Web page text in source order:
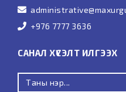
+976 7777 3636
САНАЛ ХҮСЭЛТ ИЛГЭЭХ